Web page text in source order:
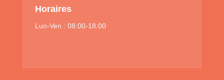
Horaires
Lun-Ven : 08:00-18:00